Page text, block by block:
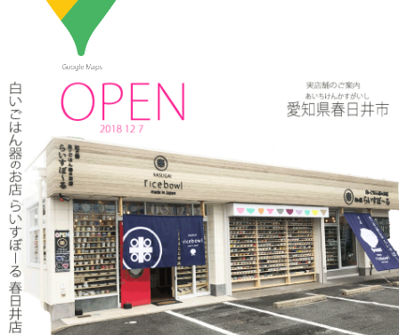
2024/3/12
≪マガジンで掲載されました≫ 流行発信MOOK おでかけ春日井
守山小牧2019-2020 2019年4月号に 白いごはん器のお店 らいす
ぼーる 春日井店が掲載されました。
2024/3/12
≪テレビで紹介されました≫ 2019年5月18日 、東海テレビ ぐっ
さん家！『ぐっさん！オレンジと行く春日井Jeep旅！』で 山口
智充さんが白いごはん器のお店 らいすぼーる 春日井店にいらっ
しゃいました。
2024/2/22
≪おすすめ≫今日は猫の日！猫好きにはたまらないおすすめご飯
茶碗いかがでしょうか？